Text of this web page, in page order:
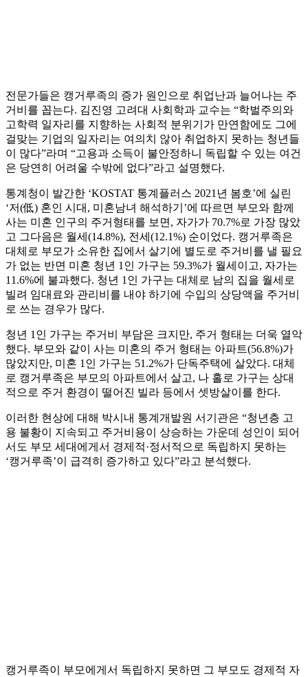
전문가들은 캥거루족의 증가 원인으로 취업난과 늘어나는 주
거비를 꼽는다. 김진영 고려대 사회학과 교수는 “학벌주의와
고학력 일자리를 지향하는 사회적 분위기가 만연함에도 그에
걸맞는 기업의 일자리는 여의치 않아 취업하지 못하는 청년들
이 많다”라며 “고용과 소득이 불안정하니 독립할 수 있는 여건
은 당연히 어려울 수밖에 없다”라고 설명했다.
통계청이 발간한 ‘KOSTAT 통계플러스 2021년 봄호’에 실린
‘저(低) 혼인 시대, 미혼남녀 해석하기’에 따르면 부모와 함께
사는 미혼 인구의 주거형태를 보면, 자가가 70.7%로 가장 많았
고 그다음은 월세(14.8%), 전세(12.1%) 순이었다. 캥거루족은
대체로 부모가 소유한 집에서 살기에 별도로 주거비를 낼 필요
가 없는 반면 미혼 청년 1인 가구는 59.3%가 월세이고, 자가는
11.6%에 불과했다. 청년 1인 가구는 대체로 남의 집을 월세로
빌려 임대료와 관리비를 내야 하기에 수입의 상당액을 주거비
로 쓰는 경우가 많다.
청년 1인 가구는 주거비 부담은 크지만, 주거 형태는 더욱 열악
했다. 부모와 같이 사는 미혼의 주거 형태는 아파트(56.8%)가
많았지만, 미혼 1인 가구는 51.2%가 단독주택에 살았다. 대체
로 캥거루족은 부모의 아파트에서 살고, 나 홀로 가구는 상대
적으로 주거 환경이 떨어진 빌라 등에서 셋방살이를 한다.
이러한 현상에 대해 박시내 통계개발원 서기관은 “청년층 고
용 불황이 지속되고 주거비용이 상승하는 가운데 성인이 되어
서도 부모 세대에게서 경제적·정서적으로 독립하지 못하는
‘캥거루족’이 급격히 증가하고 있다”라고 분석했다.
캥거루족이 부모에게서 독립하지 못하면 그 부모도 경제적 자